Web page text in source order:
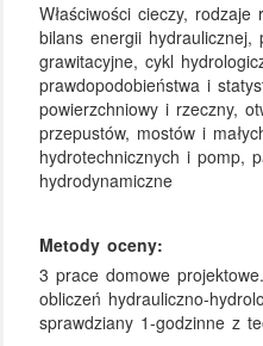
Właściwości cieczy, rodzaje
bilans energii hydraulicznej,
grawitacyjne, cykl
prawdopodobieństwa i
powierzchniowy i rzeczny,
przepustów, mostów i
hydrotechnicznych i pomp,
hydrodynamiczne
Metody oceny:
3 prace domowe
obliczeń hydrauliczno-
sprawdziany 1-godzinne z